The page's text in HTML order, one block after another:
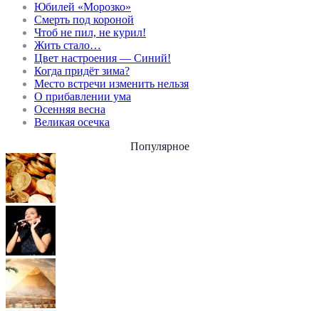
Юбилей «Морозко»
Смерть под короной
Чтоб не пил, не курил!
Жить стало…
Цвет настроения — Синий!
Когда придёт зима?
Место встречи изменить нельзя
О прибавлении ума
Осенняя весна
Великая осечка
Популярное